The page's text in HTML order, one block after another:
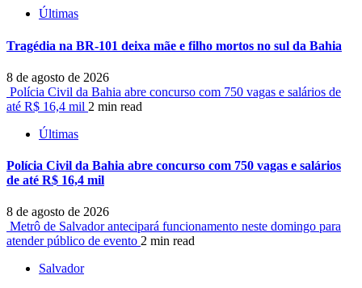
Últimas
Tragédia na BR-101 deixa mãe e filho mortos no sul da Bahia
8 de agosto de 2026
Polícia Civil da Bahia abre concurso com 750 vagas e salários de
até R$ 16,4 mil 2 min read
Últimas
Polícia Civil da Bahia abre concurso com 750 vagas e salários
de até R$ 16,4 mil
8 de agosto de 2026
Metrô de Salvador antecipará funcionamento neste domingo para
atender público de evento 2 min read
Salvador